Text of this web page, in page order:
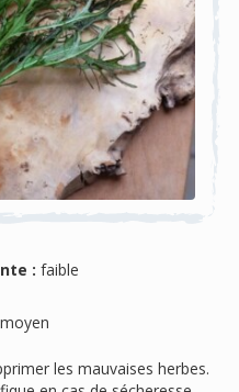
: faible
moyen
les mauvaises herbes.